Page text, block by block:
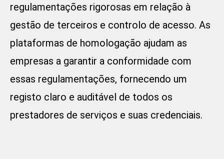
regulamentações rigorosas em relação à
gestão de terceiros e controlo de acesso. As
plataformas de homologação ajudam as
empresas a garantir a conformidade com
essas regulamentações, fornecendo um
registo claro e auditável de todos os
prestadores de serviços e suas credenciais.